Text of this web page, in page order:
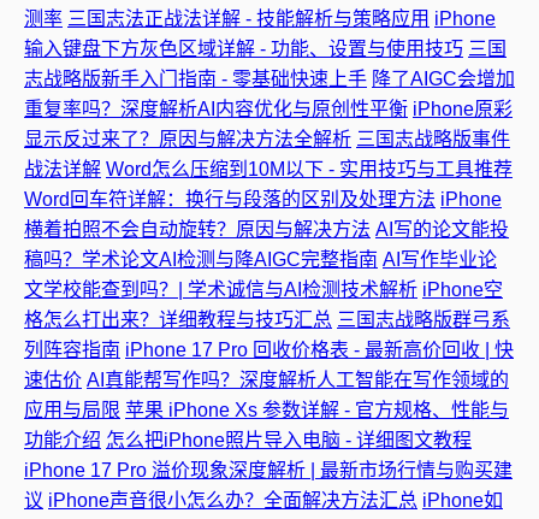
测率 三国志法正战法详解 - 技能解析与策略应用 iPhone
输入键盘下方灰色区域详解 - 功能、设置与使用技巧 三国
志战略版新手入门指南 - 零基础快速上手 降了AIGC会增加
重复率吗？深度解析AI内容优化与原创性平衡 iPhone原彩
显示反过来了？原因与解决方法全解析 三国志战略版事件
战法详解 Word怎么压缩到10M以下 - 实用技巧与工具推荐
Word回车符详解：换行与段落的区别及处理方法 iPhone
横着拍照不会自动旋转？原因与解决方法 AI写的论文能投
稿吗？学术论文AI检测与降AIGC完整指南 AI写作毕业论
文学校能查到吗？| 学术诚信与AI检测技术解析 iPhone空
格怎么打出来？详细教程与技巧汇总 三国志战略版群弓系
列阵容指南 iPhone 17 Pro 回收价格表 - 最新高价回收 | 快
速估价 AI真能帮写作吗？深度解析人工智能在写作领域的
应用与局限 苹果 iPhone Xs 参数详解 - 官方规格、性能与
功能介绍 怎么把iPhone照片导入电脑 - 详细图文教程
iPhone 17 Pro 溢价现象深度解析 | 最新市场行情与购买建
议 iPhone声音很小怎么办？全面解决方法汇总 iPhone如